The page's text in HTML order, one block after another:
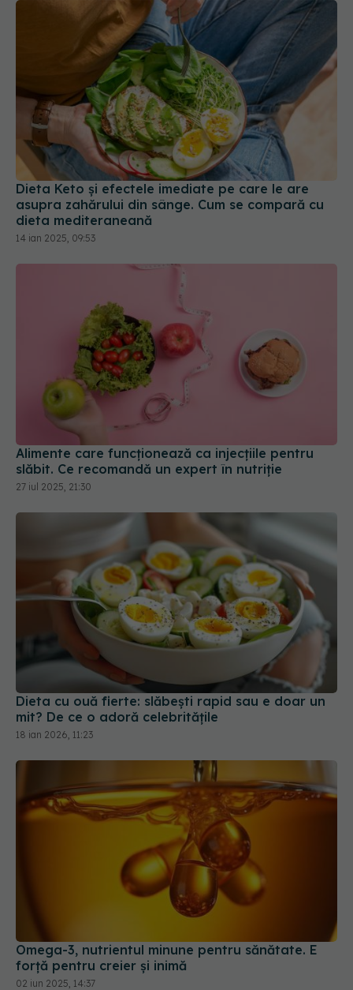
Dieta Keto și efectele imediate pe care le are
asupra zahărului din sânge. Cum se compară cu
dieta mediteraneană
14 ian 2025, 09:53
Alimente care funcționează ca injecțiile pentru
slăbit. Ce recomandă un expert în nutriție
27 iul 2025, 21:30
Dieta cu ouă fierte: slăbești rapid sau e doar un
mit? De ce o adoră celebritățile
18 ian 2026, 11:23
Omega-3, nutrientul minune pentru sănătate. E
forță pentru creier și inimă
02 iun 2025, 14:37